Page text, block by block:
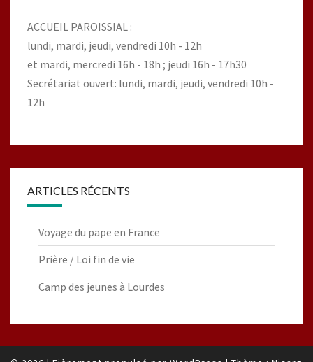
ACCUEIL PAROISSIAL :
lundi, mardi, jeudi, vendredi 10h - 12h
et mardi, mercredi 16h - 18h ; jeudi 16h - 17h30
Secrétariat ouvert: lundi, mardi, jeudi, vendredi 10h -
12h
ARTICLES RÉCENTS
Voyage du pape en France
Prière / Loi fin de vie
Camp des jeunes à Lourdes